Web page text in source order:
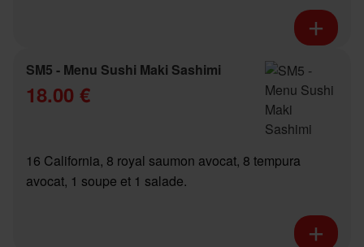
SM5 - Menu Sushi Maki Sashimi
18.00 €
16 California, 8 royal saumon avocat, 8 tempura
avocat, 1 soupe et 1 salade.